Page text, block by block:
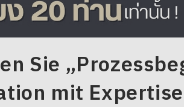
Sie
mit Expertise